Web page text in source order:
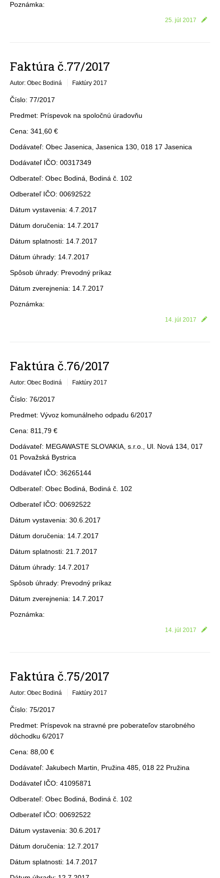
Poznámka:
25. júl 2017
Faktúra č.77/2017
Autor: Obec Bodiná Faktúry 2017
Číslo: 77/2017
Predmet: Príspevok na spoločnú úradovňu
Cena: 341,60 €
Dodávateľ: Obec Jasenica, Jasenica 130, 018 17 Jasenica
Dodávateľ IČO: 00317349
Odberateľ: Obec Bodiná, Bodiná č. 102
Odberateľ IČO: 00692522
Dátum vystavenia: 4.7.2017
Dátum doručenia: 14.7.2017
Dátum splatnosti: 14.7.2017
Dátum úhrady: 14.7.2017
Spôsob úhrady: Prevodný príkaz
Dátum zverejnenia: 14.7.2017
Poznámka:
14. júl 2017
Faktúra č.76/2017
Autor: Obec Bodiná Faktúry 2017
Číslo: 76/2017
Predmet: Vývoz komunálneho odpadu 6/2017
Cena: 811,79 €
Dodávateľ: MEGAWASTE SLOVAKIA, s.r.o., Ul. Nová 134, 017
01 Považská Bystrica
Dodávateľ IČO: 36265144
Odberateľ: Obec Bodiná, Bodiná č. 102
Odberateľ IČO: 00692522
Dátum vystavenia: 30.6.2017
Dátum doručenia: 14.7.2017
Dátum splatnosti: 21.7.2017
Dátum úhrady: 14.7.2017
Spôsob úhrady: Prevodný príkaz
Dátum zverejnenia: 14.7.2017
Poznámka:
14. júl 2017
Faktúra č.75/2017
Autor: Obec Bodiná Faktúry 2017
Číslo: 75/2017
Predmet: Príspevok na stravné pre poberateľov starobného
dôchodku 6/2017
Cena: 88,00 €
Dodávateľ: Jakubech Martin, Pružina 485, 018 22 Pružina
Dodávateľ IČO: 41095871
Odberateľ: Obec Bodiná, Bodiná č. 102
Odberateľ IČO: 00692522
Dátum vystavenia: 30.6.2017
Dátum doručenia: 12.7.2017
Dátum splatnosti: 14.7.2017